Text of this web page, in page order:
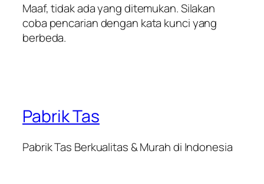
Maaf, tidak ada yang ditemukan. Silakan
coba pencarian dengan kata kunci yang
berbeda.
Pabrik Tas
Pabrik Tas Berkualitas & Murah di Indonesia